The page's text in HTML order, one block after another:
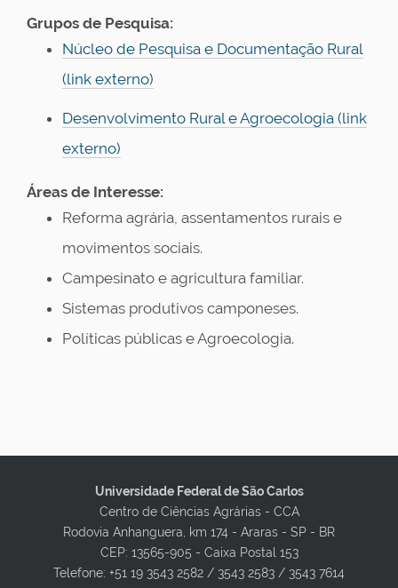
Grupos de Pesquisa:
Núcleo de Pesquisa e Documentação Rural
(link externo)
Desenvolvimento Rural e Agroecologia (link
externo)
Áreas de Interesse:
Reforma agrária, assentamentos rurais e
movimentos sociais.
Campesinato e agricultura familiar.
Sistemas produtivos camponeses.
Políticas públicas e Agroecologia.
Universidade Federal de São Carlos
Centro de Ciências Agrárias - CCA
Rodovia Anhanguera, km 174 - Araras - SP - BR
CEP: 13565-905 - Caixa Postal 153
Telefone: +51 19 3543 2582 / 3543 2583 / 3543 7614